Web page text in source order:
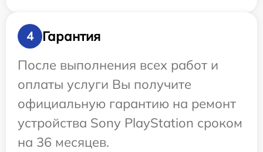
4
Гарантия
После выполнения всех работ и
оплаты услуги Вы получите
официальную гарантию на ремонт
устройства Sony PlayStation сроком
на 36 месяцев.